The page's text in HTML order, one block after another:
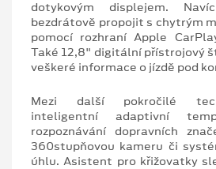
dotykovým displejem.
bezdrátově propojit s chytrým
pomocí rozhraní Apple
Také 12,8" digitální přístrojový
veškeré informace o jízdě pod
Mezi další pokročilé
inteligentní adaptivní
rozpoznávání dopravních
360stupňovou kameru či
úhlu. Asistent pro křižovatky